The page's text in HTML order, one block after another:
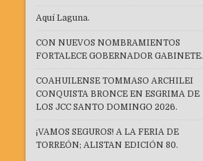
Aquí Laguna.
CON NUEVOS NOMBRAMIENTOS
FORTALECE GOBERNADOR GABINETE.
COAHUILENSE TOMMASO ARCHILEI
CONQUISTA BRONCE EN ESGRIMA DE
LOS JCC SANTO DOMINGO 2026.
¡VAMOS SEGUROS! A LA FERIA DE
TORREÓN; ALISTAN EDICIÓN 80.